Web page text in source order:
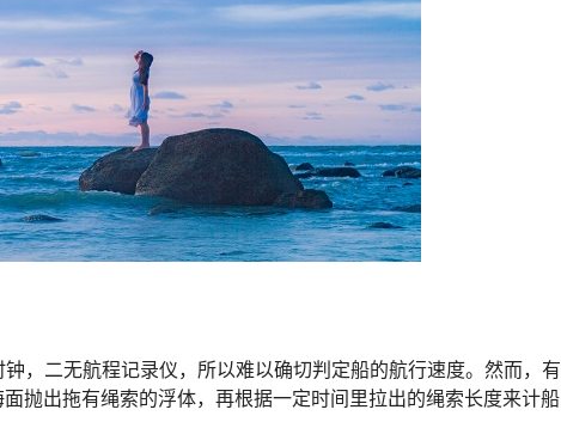
，二无航程记录仪，所以难以确切判定船的航行速度。然而，有
抛出拖有绳索的浮体，再根据一定时间里拉出的绳索长度来计船